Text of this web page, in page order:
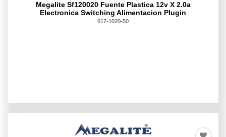
Megalite Sf120020 Fuente Plastica 12v X 2.0a
Electronica Switching Alimentacion Plugin
617-1020-50